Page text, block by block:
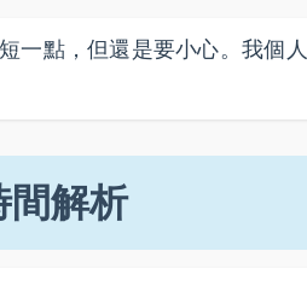
一點，但還是要小心。我個
間解析